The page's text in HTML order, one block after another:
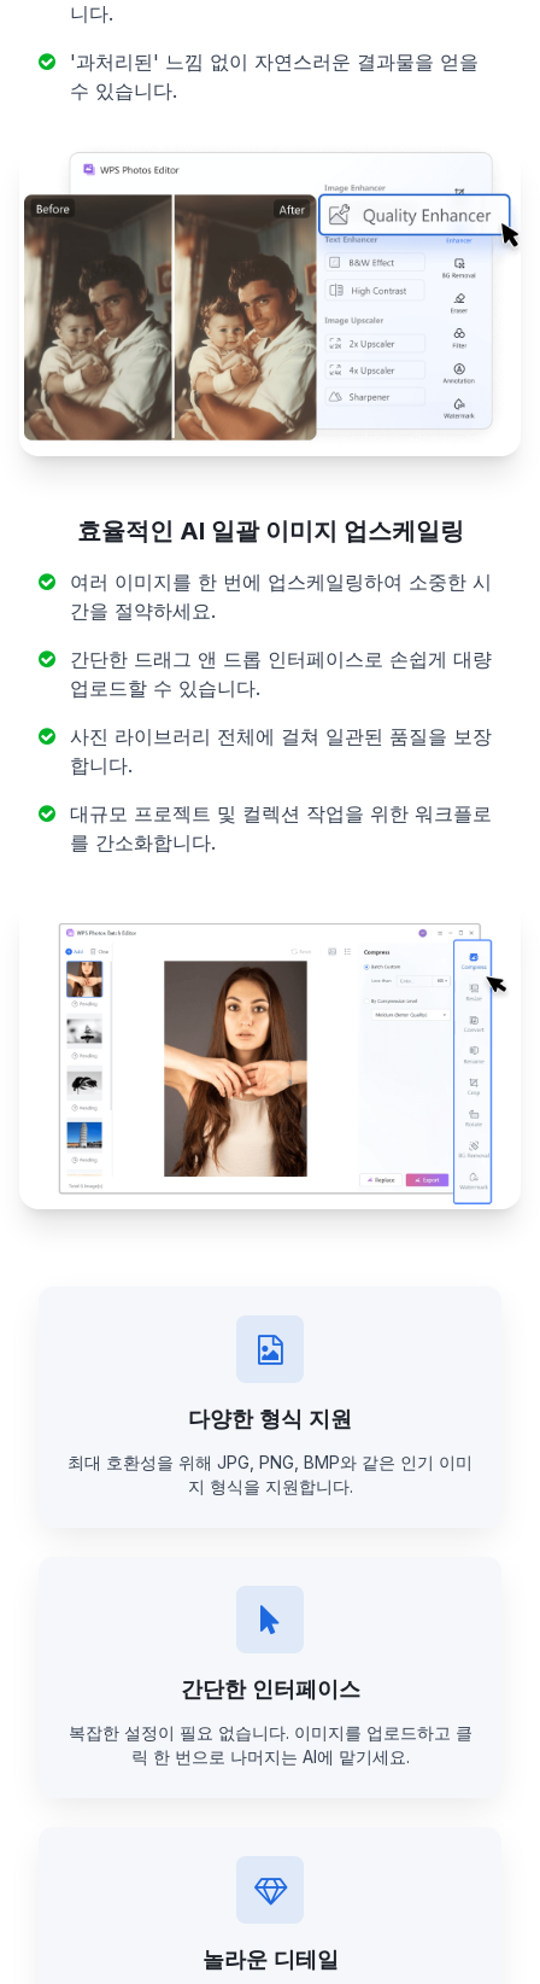
니다.
'과처리된' 느낌 없이 자연스러운 결과물을 얻을
수 있습니다.
효율적인 AI 일괄 이미지 업스케일링
여러 이미지를 한 번에 업스케일링하여 소중한 시
간을 절약하세요.
간단한 드래그 앤 드롭 인터페이스로 손쉽게 대량
업로드할 수 있습니다.
사진 라이브러리 전체에 걸쳐 일관된 품질을 보장
합니다.
대규모 프로젝트 및 컬렉션 작업을 위한 워크플로
를 간소화합니다.
다양한 형식 지원
최대 호환성을 위해 JPG, PNG, BMP와 같은 인기 이미
지 형식을 지원합니다.
간단한 인터페이스
복잡한 설정이 필요 없습니다. 이미지를 업로드하고 클
릭 한 번으로 나머지는 AI에 맡기세요.
놀라운 디테일